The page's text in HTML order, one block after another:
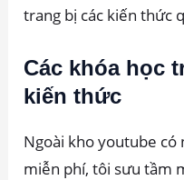
trang bị các kiến thức
Các khóa học
kiến thức
Ngoài kho youtube có
miễn phí, tôi sưu tầm